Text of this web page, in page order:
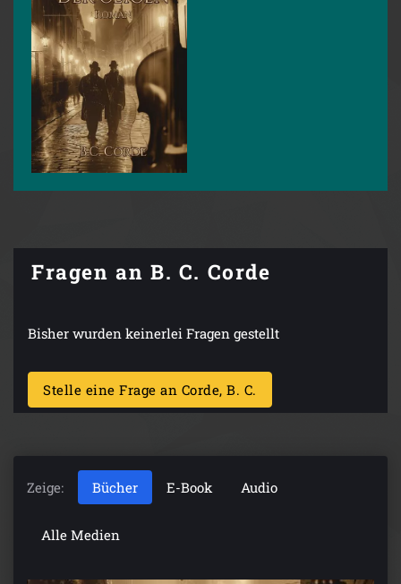
Fragen an B. C. Corde
Bisher wurden keinerlei Fragen gestellt
Stelle eine Frage an Corde, B. C.
Zeige: Bücher E-Book Audio
Alle Medien